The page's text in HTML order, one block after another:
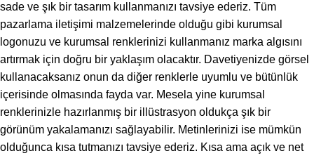
sade ve şık bir tasarım kullanmanızı tavsiye ederiz. Tüm
pazarlama iletişimi malzemelerinde olduğu gibi kurumsal
logonuzu ve kurumsal renklerinizi kullanmanız marka algısını
artırmak için doğru bir yaklaşım olacaktır. Davetiyenizde görsel
kullanacaksanız onun da diğer renklerle uyumlu ve bütünlük
içerisinde olmasında fayda var. Mesela yine kurumsal
renklerinizle hazırlanmış bir illüstrasyon oldukça şık bir
görünüm yakalamanızı sağlayabilir. Metinlerinizi ise mümkün
olduğunca kısa tutmanızı tavsiye ederiz. Kısa ama açık ve net